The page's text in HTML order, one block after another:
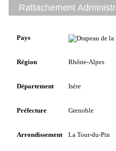
Rattachement
Pays
Région Rhône-Alpes
Département Isère
Préfecture Grenoble
Arrondissement La Tour-du-Pin